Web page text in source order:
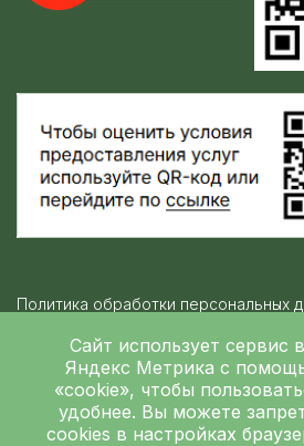
Сайт использует сервис
Яндекс Метрика с
«cookie», чтобы
удобнее. Вы можете
cookies в настройках
Политика обработки персональных
Независимая оценка качества
ГБУЗ ЛОКБ © 2026